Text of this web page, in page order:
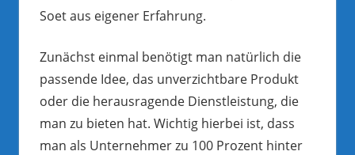
Soet aus eigener Erfahrung.
Zunächst einmal benötigt man natürlich die
passende Idee, das unverzichtbare Produkt
oder die herausragende Dienstleistung, die
man zu bieten hat. Wichtig hierbei ist, dass
man als Unternehmer zu 100 Prozent hinter